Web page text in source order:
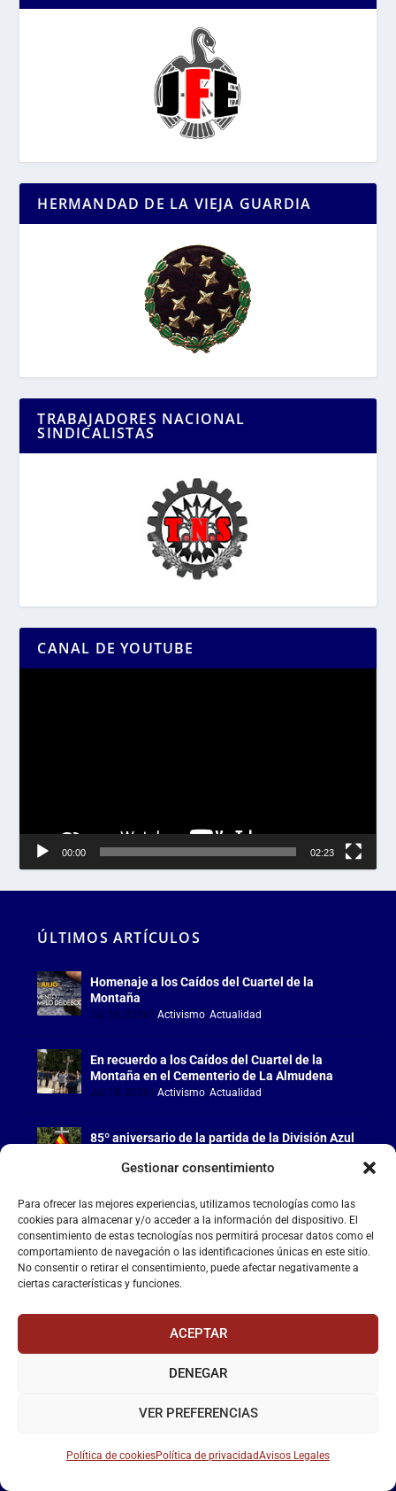
Gestionar consentimiento
Para ofrecer las mejores experiencias, utilizamos tecnologías como las
cookies para almacenar y/o acceder a la información del dispositivo. El
consentimiento de estas tecnologías nos permitirá procesar datos como el
comportamiento de navegación o las identificaciones únicas en este sitio.
No consentir o retirar el consentimiento, puede afectar negativamente a
ciertas características y funciones.
ACEPTAR
DENEGAR
VER PREFERENCIAS
Política de cookiesPolítica de privacidadAvisos Legales
HERMANDAD DE LA VIEJA GUARDIA
TRABAJADORES NACIONAL
SINDICALISTAS
CANAL DE YOUTUBE
00:00 02:23
ÚLTIMOS ARTÍCULOS
Homenaje a los Caídos del Cuartel de la
Montaña
Jul 18, 2026 |Activismo,Actualidad
En recuerdo a los Caídos del Cuartel de la
Montaña en el Cementerio de La Almudena
Jul 18, 2026 |Activismo,Actualidad
85º aniversario de la partida de la División Azul
Jul 15, 2026|Activismo,Actualidad
LA FALANGE
Reproductor